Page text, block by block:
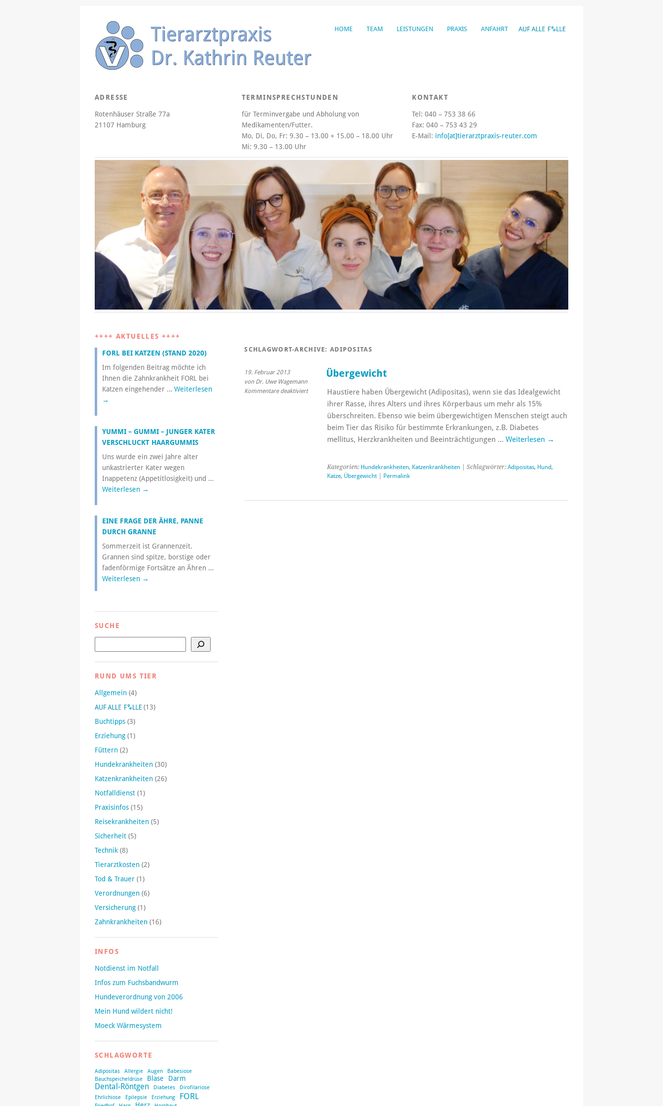
HOME TEAM LEISTUNGEN PRAXIS ANFAHRT
ADRESSE
Rotenhäuser Straße 77a
21107 Hamburg
TERMINSPRECHSTUNDEN
für Terminvergabe und Abholung von
Medikamenten/Futter.
Mo, Di, Do, Fr: 9.30 – 13.00 + 15.00 – 18.00 Uhr
Mi: 9.30 – 13.00 Uhr
KONTAKT
Tel: 040 – 753 38 66
Fax: 040 – 753 43 29
E-Mail: info[at]tierarztpraxis-reuter.com
SCHLAGWORT-ARCHIVE: ADIPOSITAS
19. Februar 2013
von Dr. Uwe Wagemann
Kommentare deaktiviertfür
Übergewicht
Übergewicht
Haustiere haben Übergewicht (Adipositas), wenn sie das Idealgewicht
ihrer Rasse, ihres Alters und ihres Körperbaus um mehr als 15%
überschreiten. Ebenso wie beim übergewichtigen Menschen steigt auch
beim Tier das Risiko für bestimmte Erkrankungen, z.B. Diabetes
mellitus, Herzkrankheiten und Beeinträchtigungen … Weiterlesen →
Kategorien: Hundekrankheiten, Katzenkrankheiten| Schlagwörter: Adipositas, Hund,
Katze, Übergewicht| Permalink
++++ AKTUELLES ++++
FORL BEI KATZEN (STAND 2020)
Im folgenden Beitrag möchte ich
Ihnen die Zahnkrankheit FORL bei
Katzen eingehender … Weiterlesen
→
YUMMI – GUMMI – JUNGER KATER
VERSCHLUCKT HAARGUMMIS
Uns wurde ein zwei Jahre alter
unkastrierter Kater wegen
Inappetenz (Appetitlosigkeit) und …
Weiterlesen →
EINE FRAGE DER ÄHRE, PANNE
DURCH GRANNE
Sommerzeit ist Grannenzeit.
Grannen sind spitze, borstige oder
fadenförmige Fortsätze an Ähren …
Weiterlesen →
SUCHE
RUND UMS TIER
Allgemein (4)
(13)
Buchtipps (3)
Erziehung (1)
Füttern (2)
Hundekrankheiten (30)
Katzenkrankheiten (26)
Notfalldienst (1)
Praxisinfos (15)
Reisekrankheiten (5)
Sicherheit (5)
Technik (8)
Tierarztkosten (2)
Tod & Trauer (1)
Verordnungen (6)
Versicherung (1)
Zahnkrankheiten (16)
INFOS
Notdienst im Notfall
Infos zum Fuchsbandwurm
Hundeverordnung von 2006
Mein Hund wildert nicht!
Moeck Wärmesystem
SCHLAGWORTE
Adipositas Allergie Augen
Babesiose
Bauchspeicheldrüse
Blase Darm
Dental-Röntgen Diabetes
Dirofilariose
Ehrlichiose
Epilepsie Erziehung FORL